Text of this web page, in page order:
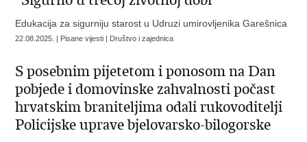
Edukacija za sigurniju starost u Udruzi umirovljenika Garešnica
22.08.2025. | Pisane vijesti | Društvo i zajednica
S posebnim pijetetom i ponosom na Dan
pobjede i domovinske zahvalnosti počast
hrvatskim braniteljima odali rukovoditelji
Policijske uprave bjelovarsko-bilogorske